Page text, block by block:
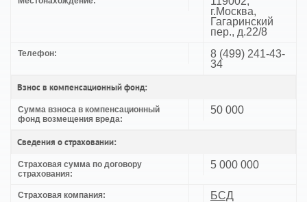
г.Москва,
Гагаринский
пер., д.22/8
Телефон:
8 (499) 241-43-
34
Взнос в компенсационный фонд:
Сумма взноса в компенсационный
фонд возмещения вреда:
50 000
Сведения о страховании:
Страховая сумма по договору
страхования:
5 000 000
Страховая компания:
БСД